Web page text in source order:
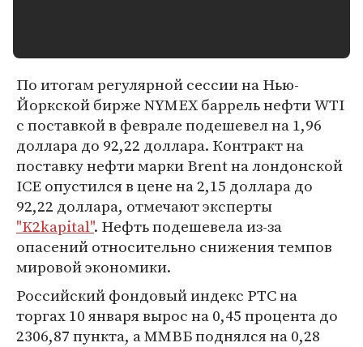
По итогам регулярной сессии на Нью-
Йоркской бирже NYMEX баррель нефти WTI
с поставкой в феврале подешевел на 1,96
доллара до 92,22 доллара. Контракт на
поставку нефти марки Brent на лондонской
ICE опустился в цене на 2,15 доллара до
92,22 доллара, отмечают эксперты
"K2kapital". Нефть подешевела из-за
опасений относительно снижения темпов
мировой экономики.
Российский фондовый индекс РТС на
торгах 10 января вырос на 0,45 процента до
2306,87 пункта, а ММВБ поднялся на 0,28